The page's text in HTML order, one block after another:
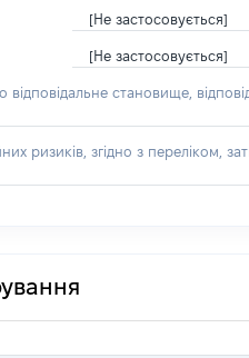
[Не застосовується]
[Не застосовується]
становище,
згідно з переліком,